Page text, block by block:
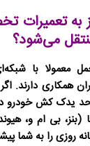
به تعمیرات
می‌شود؟
معمولا با
همکاری دارند.
یدک کش خودرو
بی ام و،
روزیرا به شما